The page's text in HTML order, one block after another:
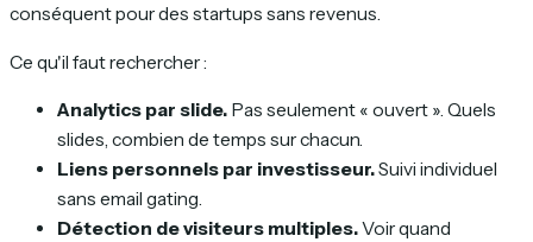
conséquent pour des startups sans revenus.
Ce qu'il faut rechercher :
Analytics par slide. Pas seulement « ouvert ». Quels
slides, combien de temps sur chacun.
Liens personnels par investisseur.Suivi individuel
sans email gating.
Détection de visiteurs multiples.Voir quand